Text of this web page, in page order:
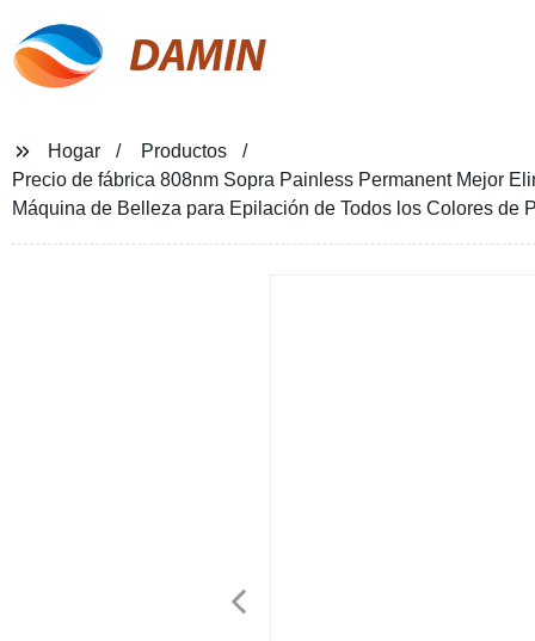
DAMIN
Hogar
Productos
Precio de fábrica 808nm Sopra Painless Permanent Mejor
Máquina de Belleza para Epilación de Todos los Colores de